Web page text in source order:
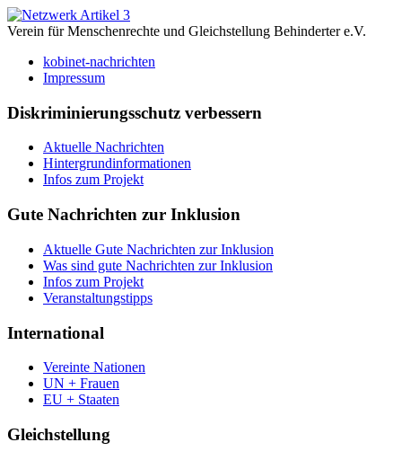
Verein für Menschenrechte und Gleichstellung Behinderter e.V.
kobinet-nachrichten
Impressum
Diskriminierungsschutz verbessern
Aktuelle Nachrichten
Hintergrundinformationen
Infos zum Projekt
Gute Nachrichten zur Inklusion
Aktuelle Gute Nachrichten zur Inklusion
Was sind gute Nachrichten zur Inklusion
Infos zum Projekt
Veranstaltungstipps
International
Vereinte Nationen
UN + Frauen
EU + Staaten
Gleichstellung